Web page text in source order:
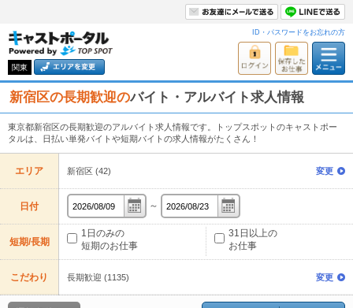
関東
ID・パスワードをお忘れの方
新宿区の長期歓迎のバイト・アルバイト求人情報
東京都新宿区の長期歓迎のアルバイト求人情報です。トップスポットのキャストポー
タルは、日払い単発バイトや短期バイトの求人情報がたくさん！
エリア 新宿区 (42) 変更
日付 ～
短期/長期
1日のみの
短期のお仕事
31日以上の
お仕事
こだわり 長期歓迎 (1135) 変更